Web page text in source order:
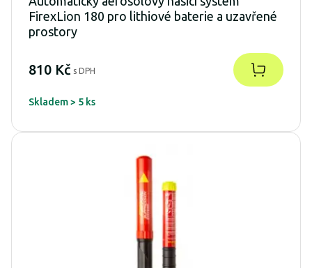
FirexLion 180 pro lithiové baterie a uzavřené
prostory
810 Kč s DPH
Skladem > 5 ks